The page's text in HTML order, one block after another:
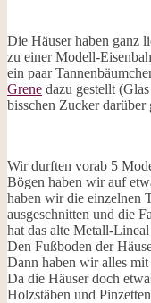
Die Häuser haben ganz
zu einer Modell-
ein paar
Grene dazu gestellt
bisschen Zucker darüber
Wir durften vorab 5
Bögen haben wir auf
haben wir die einzelnen
ausgeschnitten und die
hat das alte Metall-
Den Fußboden der
Dann haben wir alles
Da die Häuser doch
Holzstäben und